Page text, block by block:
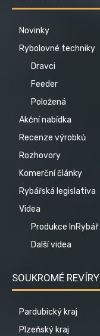
Novinky
Rybolovné techniky
Dravci
Feeder
Položená
Akční nabídka
Recenze výrobků
Rozhovory
Komerční články
Rybářská legislativa
Videa
Produkce InRybář
Další videa
SOUKROMÉ REVÍRY
Pardubický kraj
Plzeňský kraj